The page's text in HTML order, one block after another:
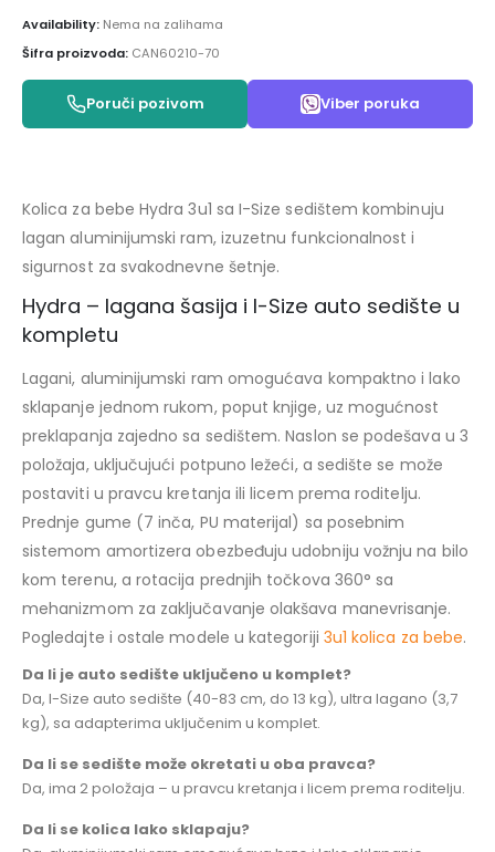
Availability: Nema na zalihama
Šifra proizvoda: CAN60210-70
Poruči pozivom Viber poruka
Kolica za bebe Hydra 3u1 sa I-Size sedištem kombinuju
lagan aluminijumski ram, izuzetnu funkcionalnost i
sigurnost za svakodnevne šetnje.
Hydra – lagana šasija i I-Size auto sedište u
kompletu
Lagani, aluminijumski ram omogućava kompaktno i lako
sklapanje jednom rukom, poput knjige, uz mogućnost
preklapanja zajedno sa sedištem. Naslon se podešava u 3
položaja, uključujući potpuno ležeći, a sedište se može
postaviti u pravcu kretanja ili licem prema roditelju.
Prednje gume (7 inča, PU materijal) sa posebnim
sistemom amortizera obezbeđuju udobniju vožnju na bilo
kom terenu, a rotacija prednjih točkova 360° sa
mehanizmom za zaključavanje olakšava manevrisanje.
Pogledajte i ostale modele u kategoriji 3u1 kolica za bebe.
Da li je auto sedište uključeno u komplet?
Da, I-Size auto sedište (40-83 cm, do 13 kg), ultra lagano (3,7
kg), sa adapterima uključenim u komplet.
Da li se sedište može okretati u oba pravca?
Da, ima 2 položaja – u pravcu kretanja i licem prema roditelju.
Da li se kolica lako sklapaju?